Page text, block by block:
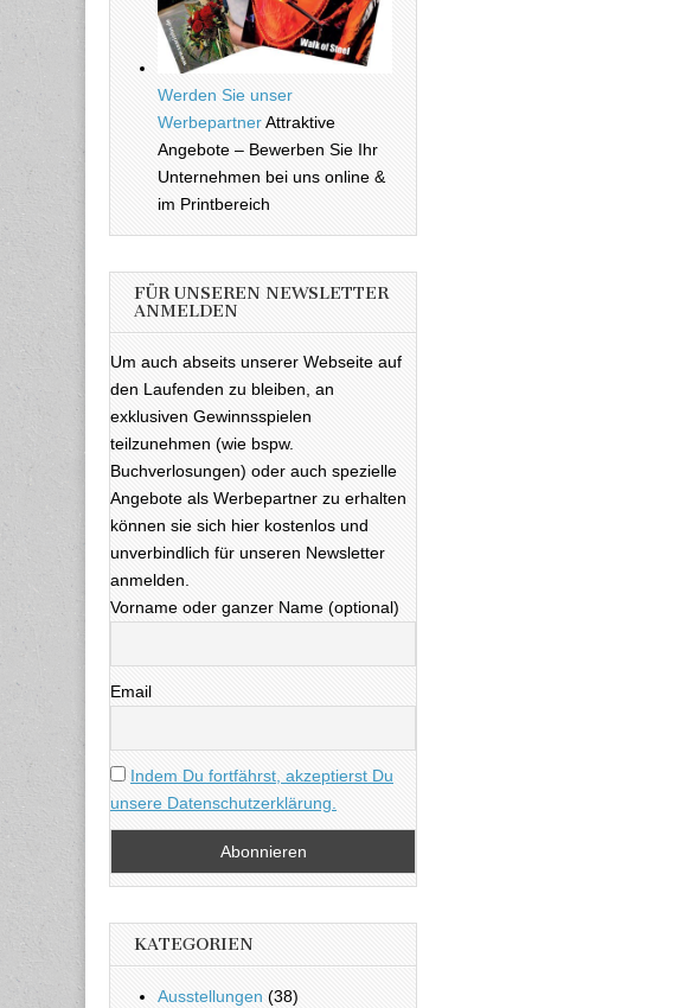
Werden Sie unser
WerbepartnerAttraktive
Angebote – Bewerben Sie Ihr
Unternehmen bei uns online &
im Printbereich
FÜR UNSEREN NEWSLETTER
ANMELDEN
Um auch abseits unserer Webseite auf
den Laufenden zu bleiben, an
exklusiven Gewinnsspielen
teilzunehmen (wie bspw.
Buchverlosungen) oder auch spezielle
Angebote als Werbepartner zu erhalten
können sie sich hier kostenlos und
unverbindlich für unseren Newsletter
anmelden.
Vorname oder ganzer Name (optional)
Email
Indem Du fortfährst, akzeptierst Du
unsere Datenschutzerklärung.
KATEGORIEN
Ausstellungen (38)